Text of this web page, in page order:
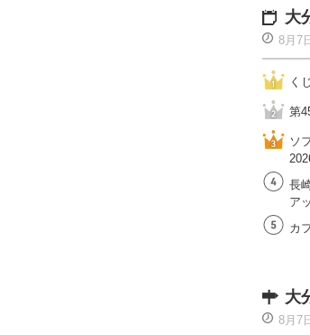
大
8月7
く
第
ソ
長
ア
カ
大
8月7